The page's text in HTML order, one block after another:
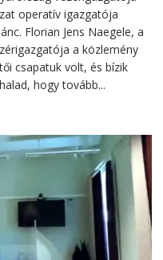
operatív igazgatója
Florian Jens Naegele, a
a közlemény
csapatuk volt, és bízik
hogy tovább...